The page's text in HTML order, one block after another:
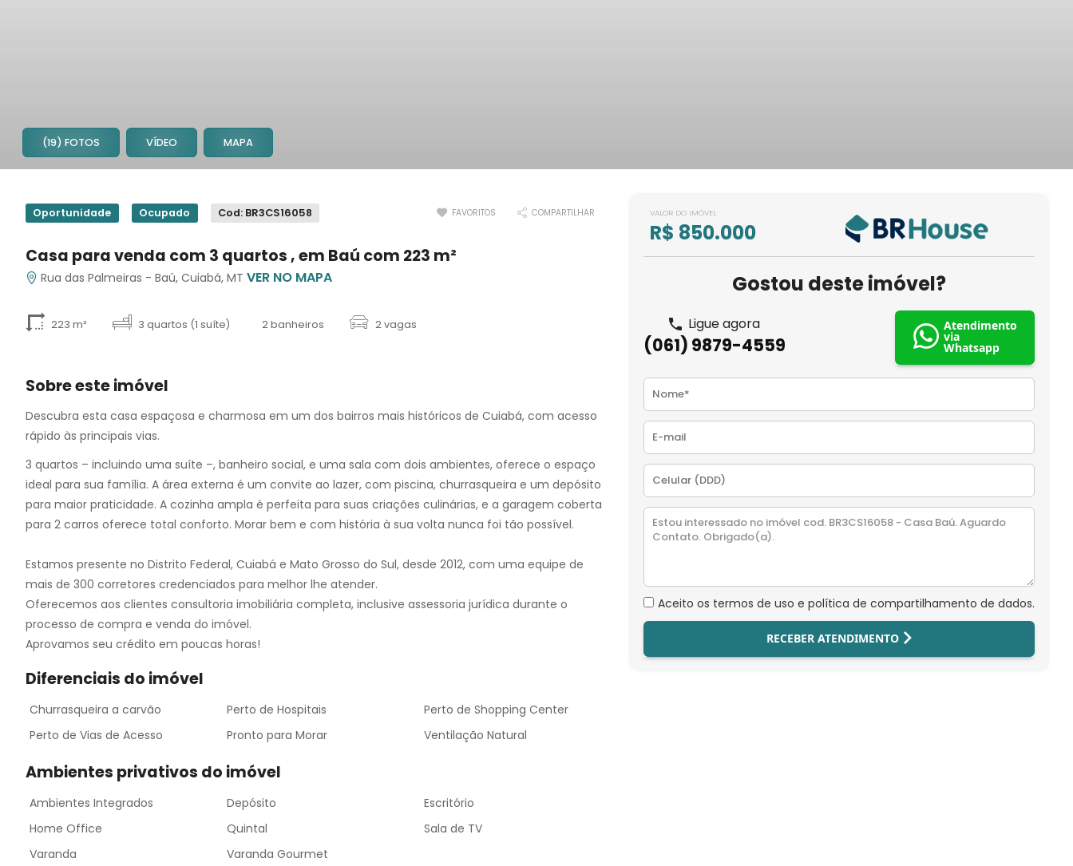
(19) FOTOS VÍDEO MAPA
Oportunidade Ocupado Cod: BR3CS16058 FAVORITOS COMPARTILHAR
Casa para venda com 3 quartos , em Baú com 223 m²
Rua das Palmeiras - Baú, Cuiabá, MTVER NO MAPA
223 m² 3 quartos (1 suíte) 2 banheiros 2 vagas
Sobre este imóvel
Descubra esta casa espaçosa e charmosa em um dos bairros mais históricos de Cuiabá, com acesso
rápido às principais vias.
3 quartos – incluindo uma suíte –, banheiro social, e uma sala com dois ambientes, oferece o espaço
ideal para sua família. A área externa é um convite ao lazer, com piscina, churrasqueira e um depósito
para maior praticidade. A cozinha ampla é perfeita para suas criações culinárias, e a garagem coberta
para 2 carros oferece total conforto. Morar bem e com história à sua volta nunca foi tão possível.
Estamos presente no Distrito Federal, Cuiabá e Mato Grosso do Sul, desde 2012, com uma equipe de
mais de 300 corretores credenciados para melhor lhe atender.
Oferecemos aos clientes consultoria imobiliária completa, inclusive assessoria jurídica durante o
processo de compra e venda do imóvel.
Aprovamos seu crédito em poucas horas!
Diferenciais do imóvel
Churrasqueira a carvão Perto de Hospitais
Perto de Shopping Center
Perto de Vias de Acesso
Pronto para Morar Ventilação Natural
Ambientes privativos do imóvel
Ambientes Integrados Depósito
Escritório
Home Office
Quintal
Sala de TV
Varanda
Varanda Gourmet
VALOR DO IMÓVEL
R$ 850.000
Gostou deste imóvel?
Ligue agora
(061) 9879-4559
Atendimento
via
Whatsapp
Aceito os termos de uso e política de compartilhamento de dados.
RECEBER ATENDIMENTO